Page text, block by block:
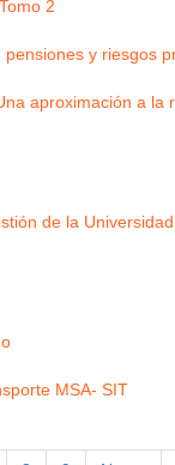
2
y riesgos
aproximación a la
de la
MSA- SIT